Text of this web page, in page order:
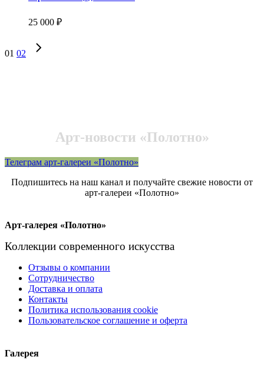
25 000 ₽
01 02
Арт-новости «Полотно»
Телеграм арт-галереи «Полотно»
Подпишитесь на наш канал и получайте свежие новости от
арт-галереи «Полотно»
Арт-галерея «Полотно»
Коллекции современного искусства
Отзывы о компании
Сотрудничество
Доставка и оплата
Контакты
Политика использования cookie
Пользовательское соглашение и оферта
Галерея